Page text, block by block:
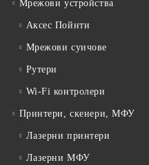
Мрежови устройства
Аксес Пойнти
Мрежови суичове
Рутери
Wi-Fi контролери
Принтери, скенери, МФУ
Лазерни принтери
Лазерни МФУ